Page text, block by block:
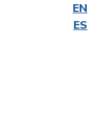
EN
ES